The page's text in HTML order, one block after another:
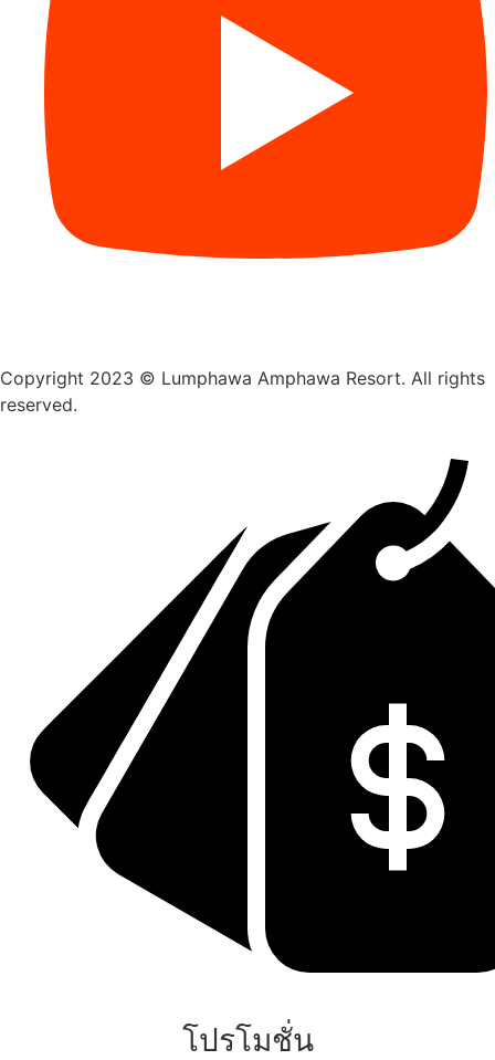
Copyright 2023 © Lumphawa Amphawa Resort. All rights
reserved.
โปรโมชั่น